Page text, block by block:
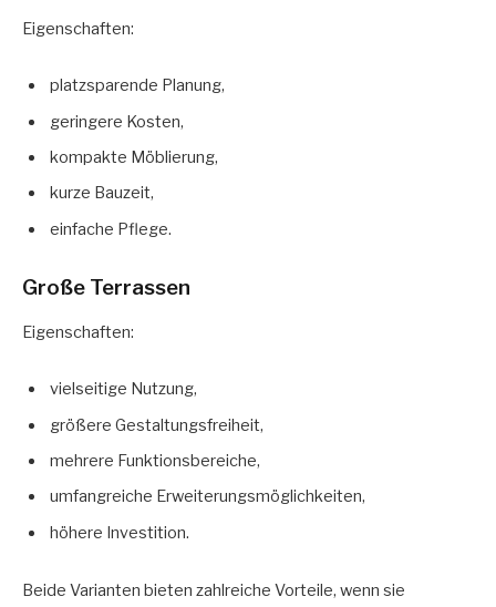
Eigenschaften:
platzsparende Planung,
geringere Kosten,
kompakte Möblierung,
kurze Bauzeit,
einfache Pflege.
Große Terrassen
Eigenschaften:
vielseitige Nutzung,
größere Gestaltungsfreiheit,
mehrere Funktionsbereiche,
umfangreiche Erweiterungsmöglichkeiten,
höhere Investition.
Beide Varianten bieten zahlreiche Vorteile, wenn sie